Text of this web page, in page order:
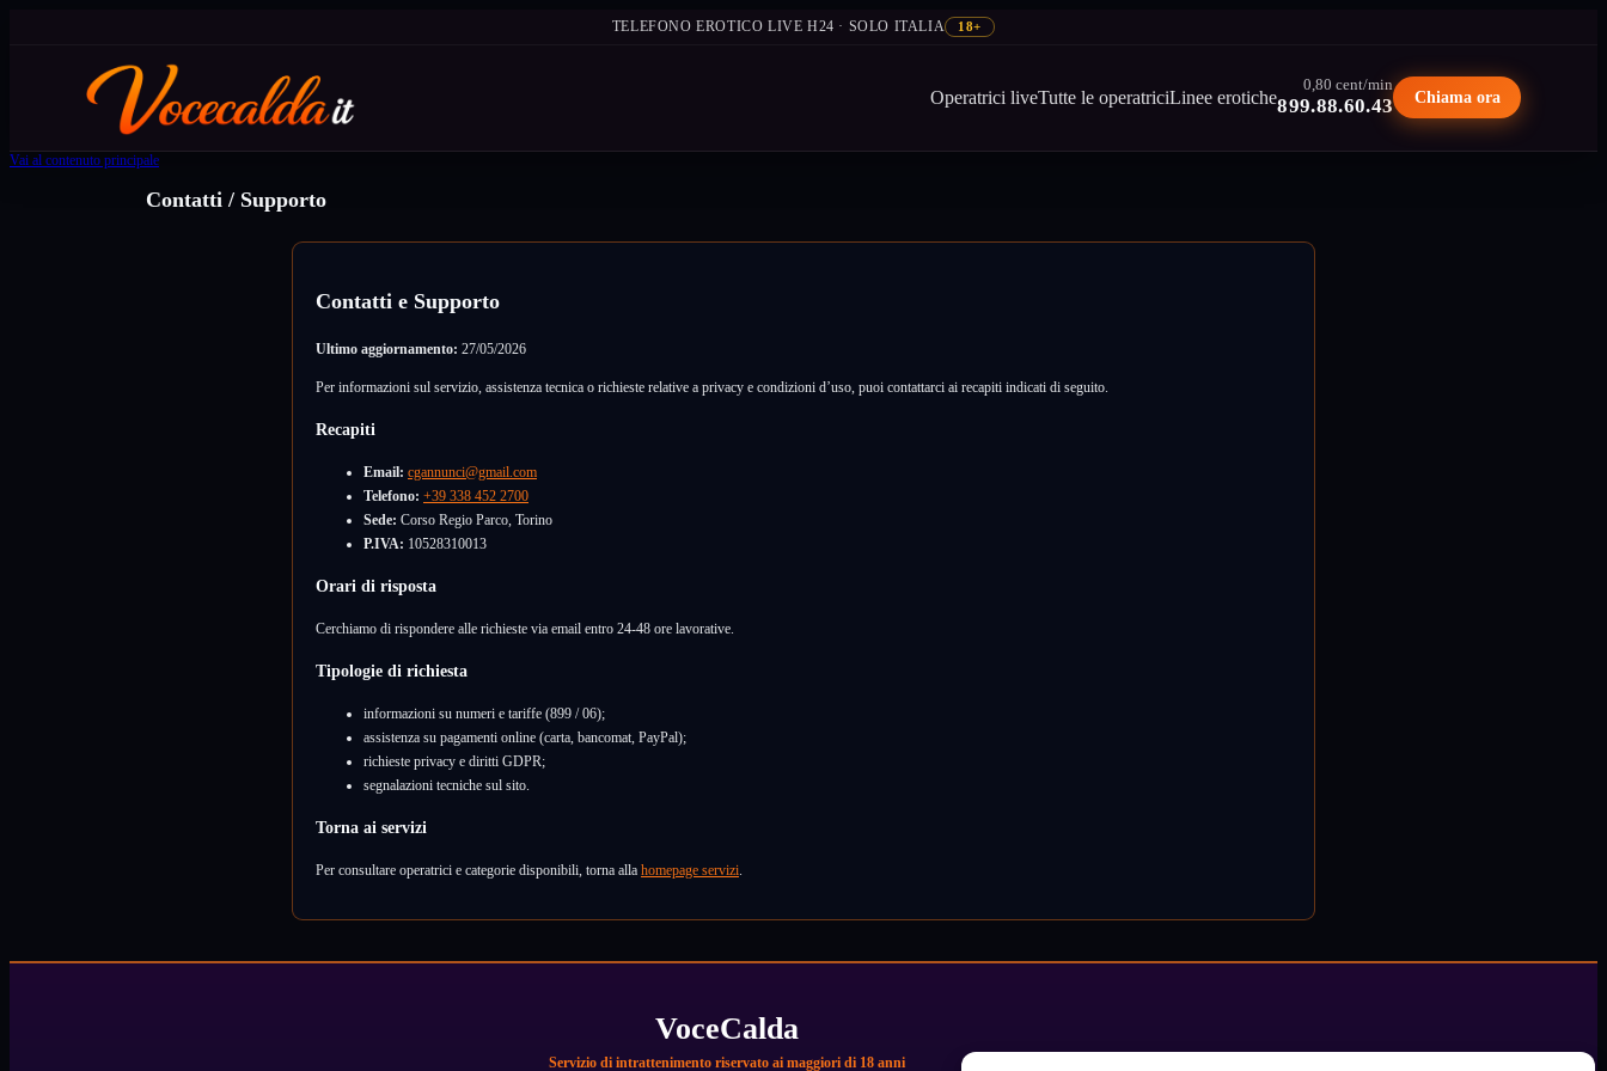
TELEFONO EROTICO LIVE H24 · SOLO ITALIA 18+
Operatrici liveTutte le operatriciLinee erotiche
0,80 cent/min
899.88.60.43 Chiama ora
Vai al contenuto principale
Contatti / Supporto
Contatti e Supporto
Ultimo aggiornamento: 27/05/2026
Per informazioni sul servizio, assistenza tecnica o richieste relative a privacy e condizioni d’uso, puoi contattarci ai recapiti indicati di seguito.
Recapiti
Email: cgannunci@gmail.com
Telefono: +39 338 452 2700
Sede: Corso Regio Parco, Torino
P.IVA: 10528310013
Orari di risposta
Cerchiamo di rispondere alle richieste via email entro 24-48 ore lavorative.
Tipologie di richiesta
informazioni su numeri e tariffe (899 / 06);
assistenza su pagamenti online (carta, bancomat, PayPal);
richieste privacy e diritti GDPR;
segnalazioni tecniche sul sito.
Torna ai servizi
Per consultare operatrici e categorie disponibili, torna alla homepage servizi.
VoceCalda
Servizio di intrattenimento riservato ai maggiori di 18 anni